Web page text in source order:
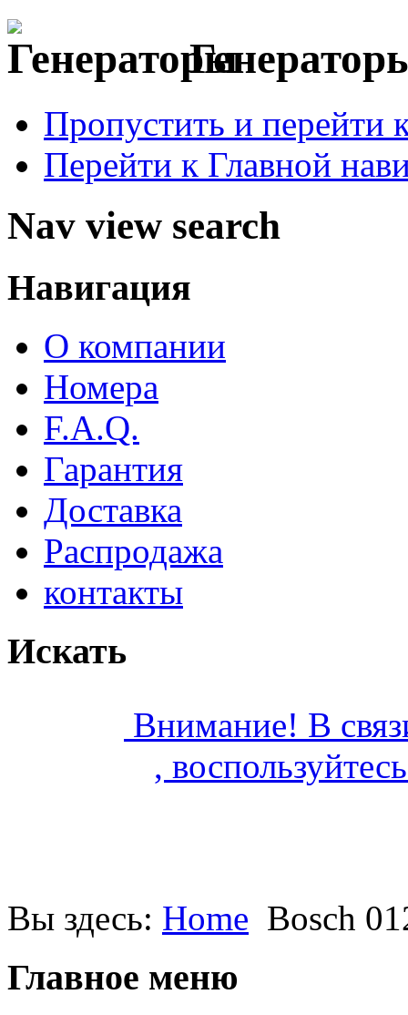
Пропустить и перейти
Перейти к Главной
Nav view search
Навигация
О компании
Номера
F.A.Q.
Гарантия
Доставка
Распродажа
контакты
Искать
Внимание! В
,
Вы здесь: Home Bosch
Главное меню